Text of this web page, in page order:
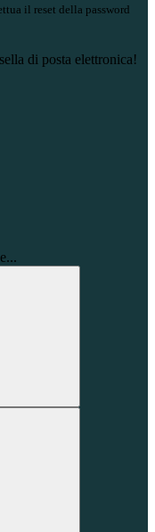
il reset della password
di posta elettronica!